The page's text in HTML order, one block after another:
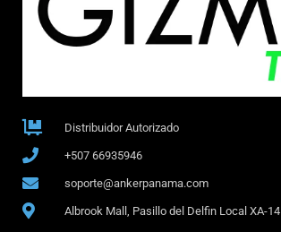
Distribuidor Autorizado
+507 66935946
soporte@ankerpanama.com
Albrook Mall, Pasillo del Delfin Local XA-14